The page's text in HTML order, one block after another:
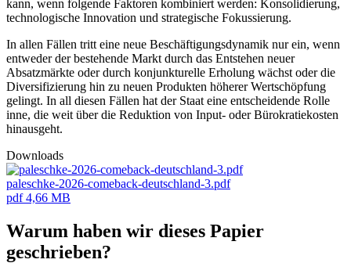
kann, wenn folgende Faktoren kombiniert werden: Konsolidierung,
technologische Innovation und strategische Fokussierung.
In allen Fällen tritt eine neue Beschäftigungsdynamik nur ein, wenn
entweder der bestehende Markt durch das Entstehen neuer
Absatzmärkte oder durch konjunkturelle Erholung wächst oder die
Diversifizierung hin zu neuen Produkten höherer Wertschöpfung
gelingt. In all diesen Fällen hat der Staat eine entscheidende Rolle
inne, die weit über die Reduktion von Input- oder Bürokratiekosten
hinausgeht.
Downloads
paleschke-2026-comeback-deutschland-3.pdf
pdf 4,66 MB
Warum haben wir dieses Papier
geschrieben?